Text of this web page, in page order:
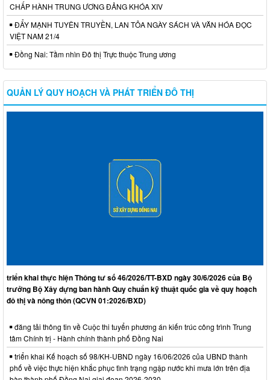
CHẤP HÀNH TRUNG ƯƠNG ĐẢNG KHÓA XIV
ĐẨY MẠNH TUYÊN TRUYỀN, LAN TỎA NGÀY SÁCH VÀ VĂN HÓA ĐỌC
VIỆT NAM 21/4
Đồng Nai: Tầm nhìn Đô thị Trực thuộc Trung ương
QUẢN LÝ QUY HOẠCH VÀ PHÁT TRIỂN ĐÔ THỊ
triển khai thực hiện Thông tư số 46/2026/TT-BXD ngày 30/6/2026 của Bộ
trưởng Bộ Xây dựng ban hành Quy chuẩn kỹ thuật quốc gia về quy hoạch
đô thị và nông thôn (QCVN 01:2026/BXD)
đăng tải thông tin về Cuộc thi tuyển phương án kiến trúc công trình Trung
tâm Chính trị - Hành chính thành phố Đồng Nai
triển khai Kế hoạch số 98/KH-UBND ngày 16/06/2026 của UBND thành
phố về việc thực hiện khắc phục tình trạng ngập nước khi mưa lớn trên địa